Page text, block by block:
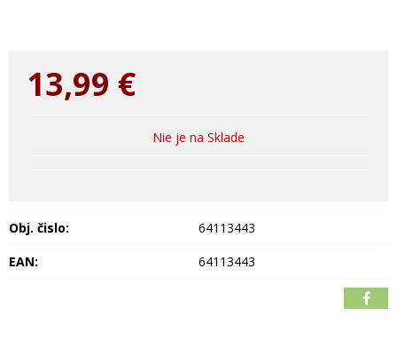
13,99 €
Nie je na Sklade
Obj. čislo:
64113443
EAN:
64113443